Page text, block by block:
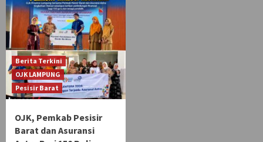
Berita Terkini
OJK LAMPUNG
Pesisir Barat
OJK, Pemkab Pesisir
Barat dan Asuransi